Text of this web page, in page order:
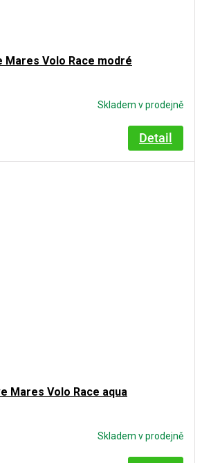
Mares Volo Race modré
Skladem v prodejně
Detail
Mares Volo Race aqua
Skladem v prodejně